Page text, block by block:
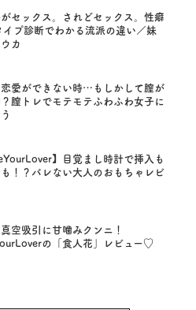
がセックス。されどセックス。性癖
イプ診断でわかる流派の違い／妹
カ
恋愛ができない時…もしかして膣が
膣トレでモテモテふわふわ女子に
】目覚まし時計で挿入も
！？バレない大人のおもちゃレビ
空吸引に甘噛みクンニ！
の「食人花」レビュー♡